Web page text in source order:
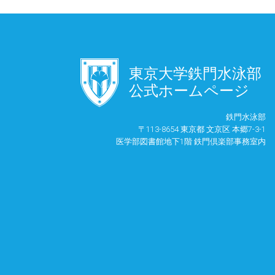
󿾱
東京大学鉄門水泳部
公式ホームページ
鉄門水泳部
〒113-8654 東京都 文京区 本郷7-3-1
医学部図書館地下1階 鉄門倶楽部事務室内